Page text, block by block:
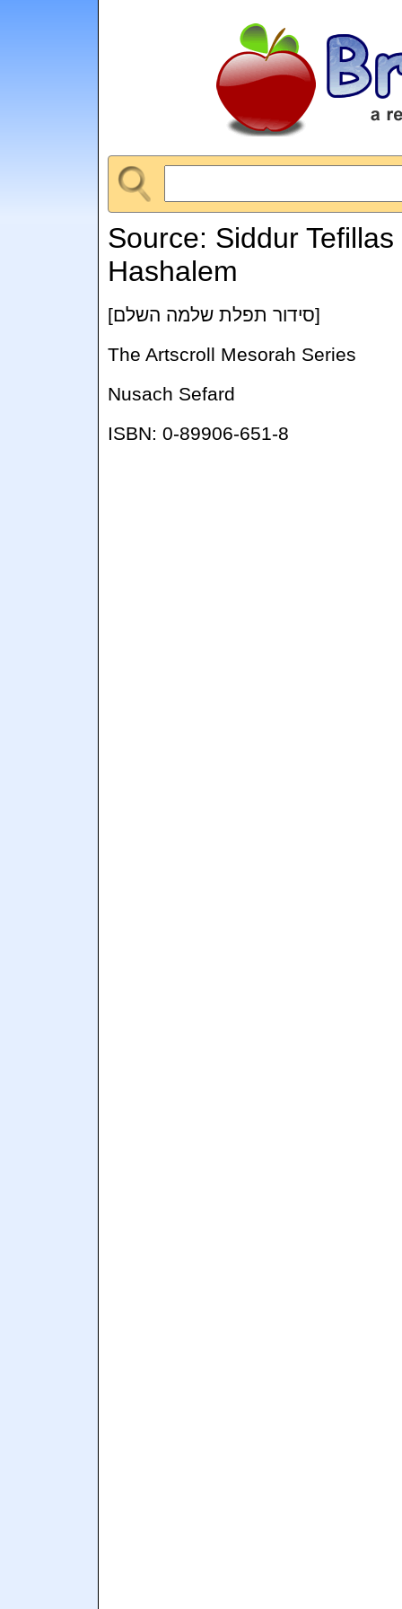
Source: Siddur
Hashalem
[סידור תפלת שלמה השלם]
The Artscroll Mesorah Series
Nusach Sefard
ISBN: 0-89906-651-8